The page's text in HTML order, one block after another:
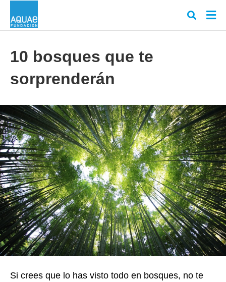
y
en
10 bosques que te
sorprenderán
Si crees que lo has visto todo en bosques, no te